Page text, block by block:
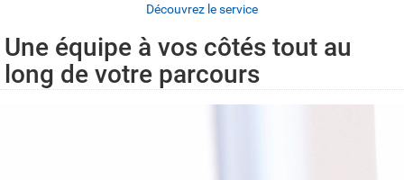
Découvrez le service
Une équipe à vos côtés tout au
long de votre parcours